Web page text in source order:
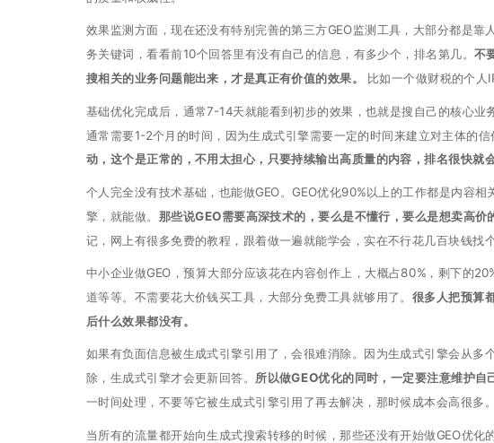
效果监测方面，现在还没有特别完善的第三方GEO监测工具，大部分都是
务关键词，看看前10个回答里有没有自己的信息，有多少个，排名第几。 不
搜相关的业务问题能出来，才是真正有价值的效果。
比如一个做财税的个人
基础优化完成后，通常7-14天就能看到初步的效果，也就是搜自己的核心
通常需要1-2个月的时间，因为生成式引擎需要一定的时间来建立对主体的信
动，这个是正常的，不用太担心，只要持续输出高质量的内容，排名很快就会
个人完全没有技术基础，也能做GEO。GEO优化90%以上的工作都是内容
擎，就能做。 那些说GEO需要高深技术的，要么是不懂行，要么是想卖高价
记，网上有很多免费的教程，跟着做一遍就能学会，实在不行花几百块钱找
中小企业做GEO，预算大部分应该花在内容创作上，大概占80%，剩下的
道等等。不需要花大价钱买工具，大部分免费工具就够用了。 很多人把预算
后什么效果都没有。
如果有负面信息被生成式引擎引用了，会很难消除。因为生成式引擎会从
除，生成式引擎才会更新回答。 所以做GEO优化的同时，一定要注意维护自
一时间处理，不要等它被生成式引擎引用了再去解决，那时候成本会高很多。
当所有的流量都开始向生成式搜索转移的时候，那些还没有开始做GEO优化